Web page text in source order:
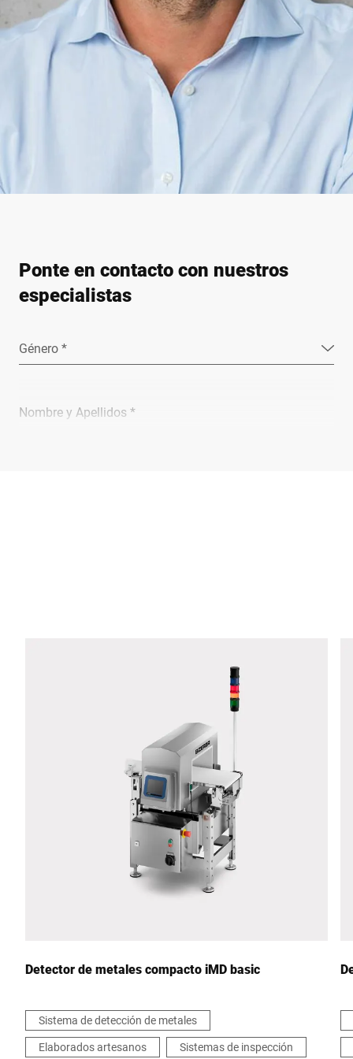
Ponte en contacto con nuestros
especialistas
Género *
Nombre y Apellidos *
Por la presente confirmo que acepto el uso de mis datos para
Detector de metales compacto iMD basic
Sistema de detección de metales
Elaborados artesanos
Sistemas de inspección